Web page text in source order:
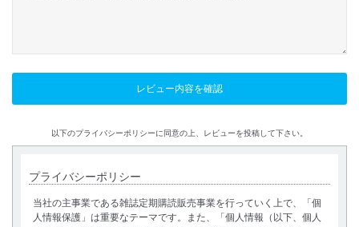
以下のプライバシーポリシーに同意の上、レビューを投稿して下さい。
プライバシーポリシー
当社の主事業である雑誌定期購読販売事業を行っていく上で、「個
人情報保護」は重要なテーマです。また、「個人情報（以下、個人